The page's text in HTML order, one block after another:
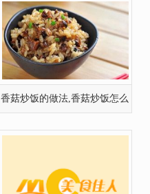
香菇炒饭的做法,香菇炒饭怎么